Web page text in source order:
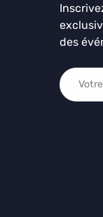
des
E-mail